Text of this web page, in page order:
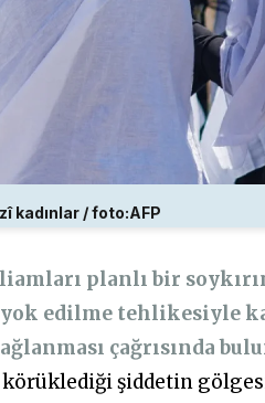
kadınlar / foto:AFP
planlı bir
edilme tehlikesiyle
çağrısında
şiddetin